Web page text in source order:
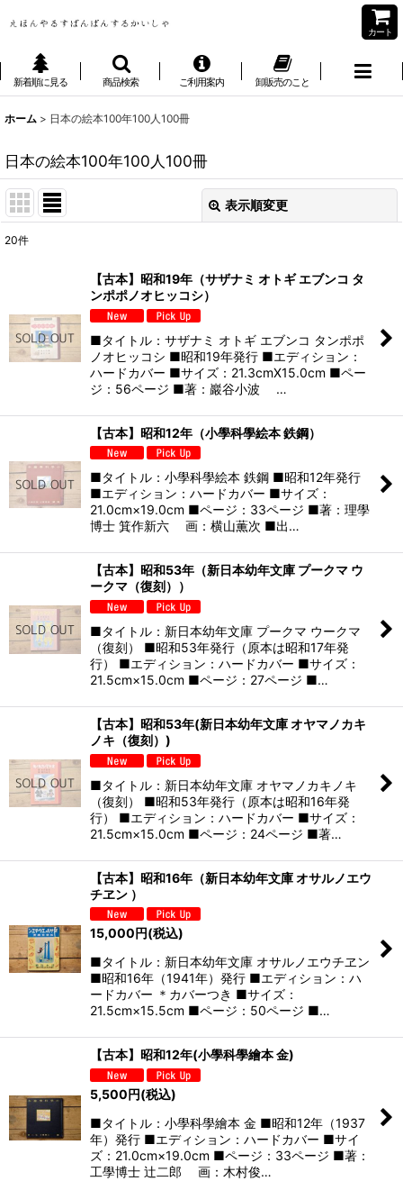
カート
新着順に見る 商品検索 ご利用案内 卸販売のこと
ホーム > 日本の絵本100年100人100冊
日本の絵本100年100人100冊
表示順変更
絞り込む
20件
【古本】昭和19年（サザナミ オトギ エブンコ タ
ンポポノオヒッコシ）
■タイトル：サザナミ オトギ エブンコ タンポポ
ノオヒッコシ ■昭和19年発行 ■エディション：
ハードカバー ■サイズ：21.3cmX15.0cm ■ペー
ジ：56ページ ■著：巖谷小波 …
【古本】昭和12年（小學科學絵本 鉄鋼）
■タイトル：小學科學絵本 鉄鋼 ■昭和12年発行
■エディション：ハードカバー ■サイズ：
21.0cm×19.0cm ■ページ：33ページ ■著：理學
博士 箕作新六 画：横山薫次 ■出…
【古本】昭和53年（新日本幼年文庫 プークマ ウ
ークマ（復刻））
■タイトル：新日本幼年文庫 プークマ ウークマ
（復刻） ■昭和53年発行（原本は昭和17年発
行） ■エディション：ハードカバー ■サイズ：
21.5cm×15.0cm ■ページ：27ページ ■…
【古本】昭和53年(新日本幼年文庫 オヤマノカキ
ノキ（復刻）)
■タイトル：新日本幼年文庫 オヤマノカキノキ
（復刻） ■昭和53年発行（原本は昭和16年発
行） ■エディション：ハードカバー ■サイズ：
21.5cm×15.0cm ■ページ：24ページ ■著…
【古本】昭和16年（新日本幼年文庫 オサルノエウ
チヱン ）
15,000円(税込)
■タイトル：新日本幼年文庫 オサルノエウチヱン
■昭和16年（1941年）発行 ■エディション：ハ
ードカバー ＊カバーつき ■サイズ：
21.5cm×15.5cm ■ページ：50ページ ■…
【古本】昭和12年(小學科學繪本 金)
5,500円(税込)
■タイトル：小學科學繪本 金 ■昭和12年（1937
年）発行 ■エディション：ハードカバー ■サイ
ズ：21.0cm×19.0cm ■ページ：33ページ ■著：
工學博士 辻二郎 画：木村俊…